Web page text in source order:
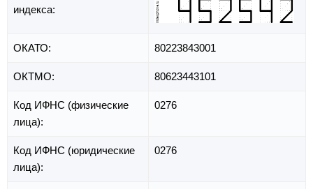
индекса:
ОКАТО: 80223843001
ОКТМО: 80623443101
Код ИФНС (физические
лица):
0276
Код ИФНС (юридические
лица):
0276